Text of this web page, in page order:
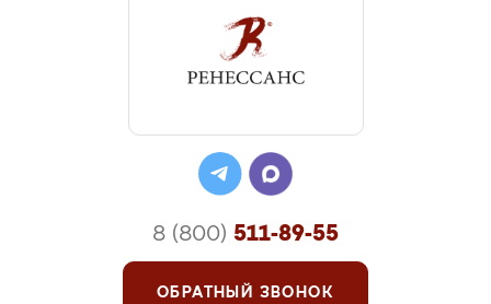
8 (800) 511-89-55
ОБРАТНЫЙ ЗВОНОК